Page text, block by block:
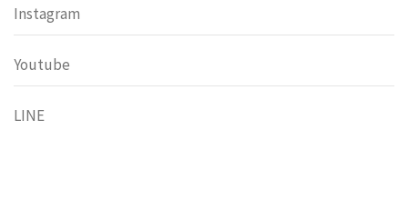
Instagram
Youtube
LINE